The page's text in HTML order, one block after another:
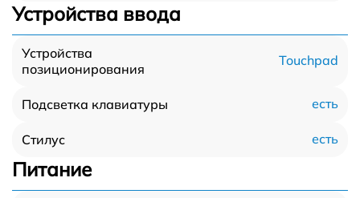
Устройства ввода
Устройства
позиционирования
Touchpad
Подсветка клавиатуры есть
Стилус есть
Питание